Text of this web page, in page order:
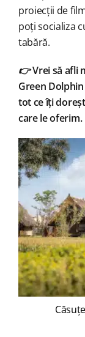
proiecții de
poți socializa
tabără.
👉Vrei să afli
Green
tot ce îți
care le oferim.